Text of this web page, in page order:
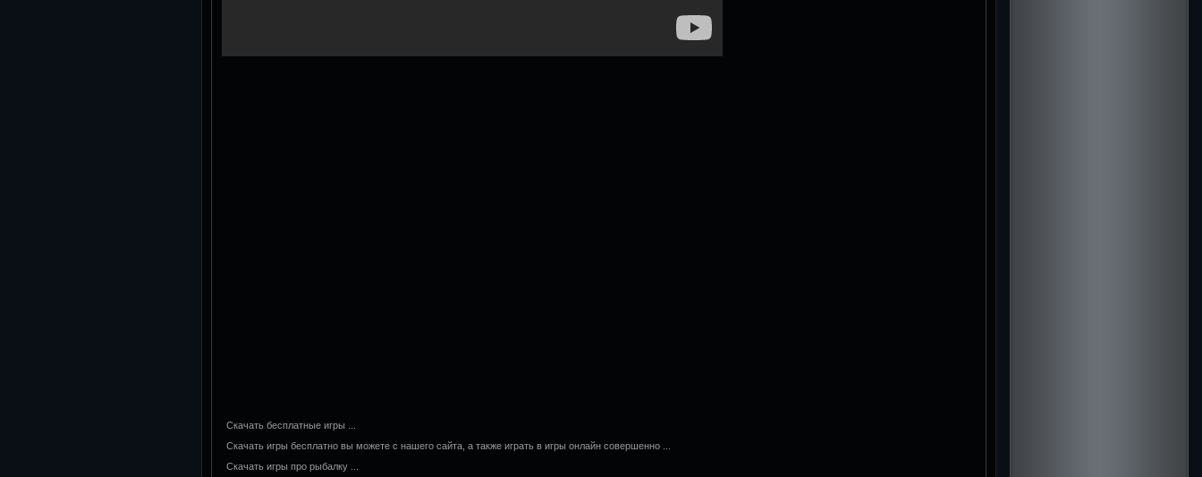
Скачать бесплатные игры ...
Скачать игры бесплатно вы можете с нашего сайта, а также играть в игры онлайн совершенно ...
Cкачать игры про рыбалку ...